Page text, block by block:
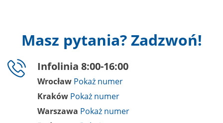
Masz pytania? Zadzwoń!
Infolinia 8:00-16:00
Wrocław
Kraków
Warszawa